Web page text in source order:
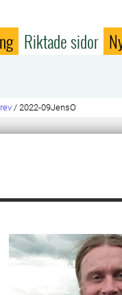
Riktade sidor
/ 2022-09JensO